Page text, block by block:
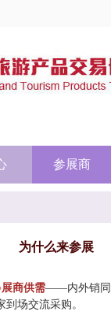
参展商
为什么来参展
展商供需——内外销同
到场交流采购。